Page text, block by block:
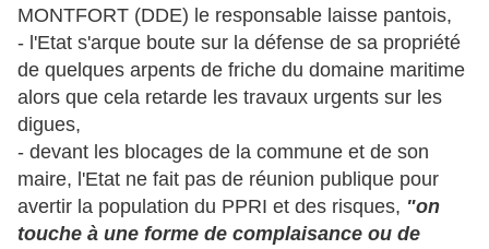
MONTFORT (DDE) le responsable laisse pantois,
- l'Etat s'arque boute sur la défense de sa propriété
de quelques arpents de friche du domaine maritime
alors que cela retarde les travaux urgents sur les
digues,
- devant les blocages de la commune et de son
maire, l'Etat ne fait pas de réunion publique pour
avertir la population du PPRI et des risques, "on
touche à une forme de complaisance ou de